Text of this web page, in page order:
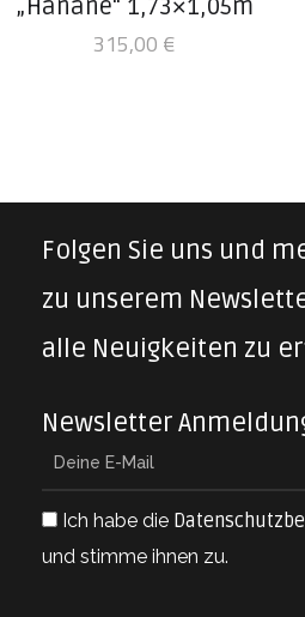
„Hanane“ 1,73×1,05m
315,00 €
Folgen Sie uns und
zu unserem
alle Neuigkeiten zu
Newsletter
Ich habe die
und stimme ihnen zu.